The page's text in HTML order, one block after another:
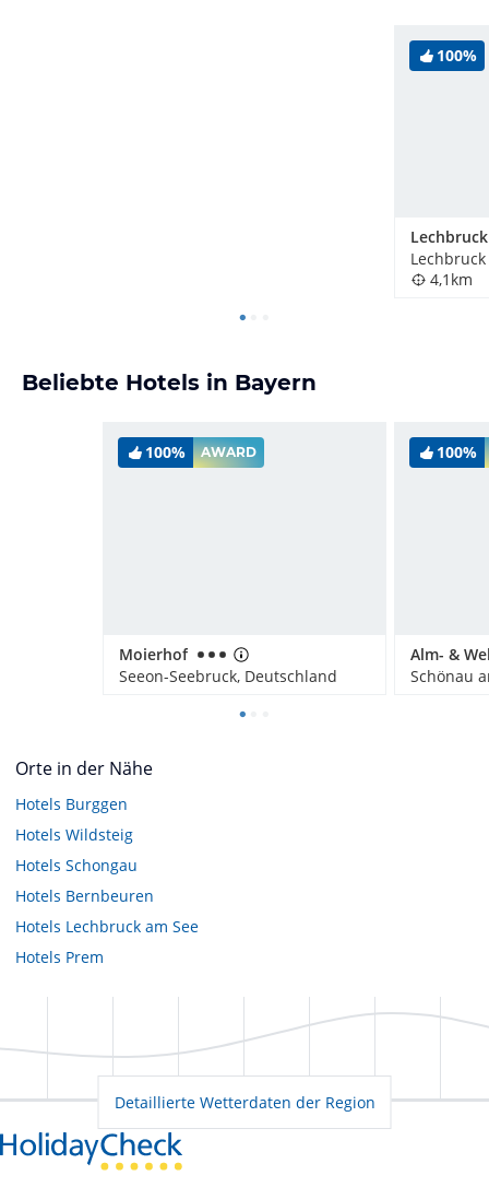
100%
4,1km
Beliebte Hotels in Bayern
100% AWARD
Moierhof
Seeon-Seebruck, Deutschland
100%
Orte in der Nähe
Hotels Burggen
Hotels Wildsteig
Hotels Schongau
Hotels Bernbeuren
Hotels Lechbruck am See
Hotels Prem
Detaillierte Wetterdaten der Region